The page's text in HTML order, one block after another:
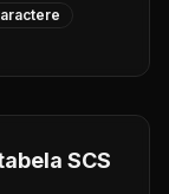
SCS